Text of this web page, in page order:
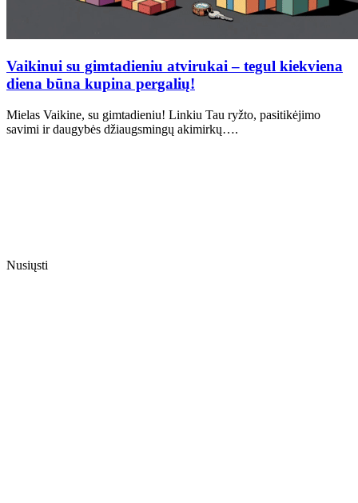
Vaikinui su gimtadieniu atvirukai – tegul kiekviena
diena būna kupina pergalių!
Mielas Vaikine, su gimtadieniu! Linkiu Tau ryžto, pasitikėjimo
savimi ir daugybės džiaugsmingų akimirkų….
Nusiųsti